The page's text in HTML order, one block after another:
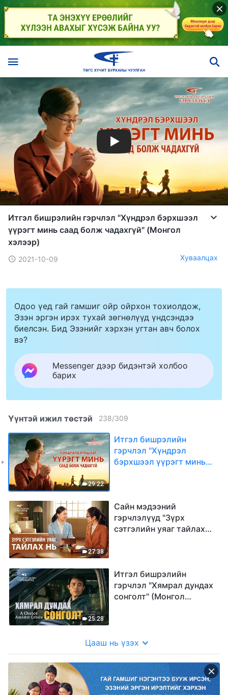
Итгэл бишрэлийн гэрчлэл "Хүндрэл бэрхшээл
үүрэгт минь саад болж чадахгүй" (Mонгол
хэлээр)
2021-10-09 Хуваалцах
Одоо үед гай гамшиг ойр ойрхон тохиолдож,
Эзэн эргэн ирэх тухай зөгнөлүүд үндсэндээ
биелсэн. Бид Эзэнийг хэрхэн угтан авч болох
вэ?
Messenger дээр бидэнтэй холбоо
барих
Үүнтэй ижил төстэй 238/309
29:22
Итгэл бишрэлийн
гэрчлэл "Хүндрэл
бэрхшээл үүрэгт минь
27:38
Сайн мэдээний
гэрчлэлүүд "Зүрх
сэтгэлийн уяаг тайлах
25:28
Итгэл бишрэлийн
гэрчлэл "Хямрал дундах
сонголт" (Mонгол
Цааш нь үзэх